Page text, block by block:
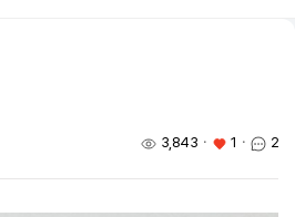
3,843 ㆍ 1 ㆍ 2